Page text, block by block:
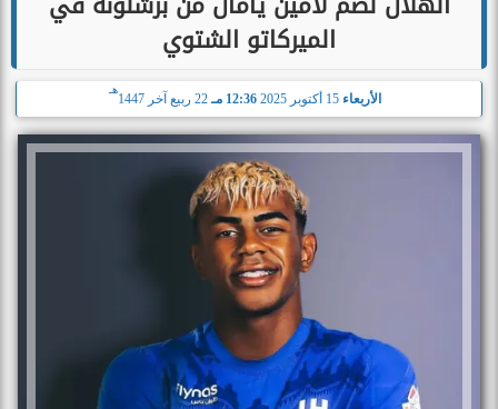
الميركاتو الشتوي
الأربعاء 15 أكتوبر 2025 12:36 مـ 22 ربيع آخر 1447
هـ